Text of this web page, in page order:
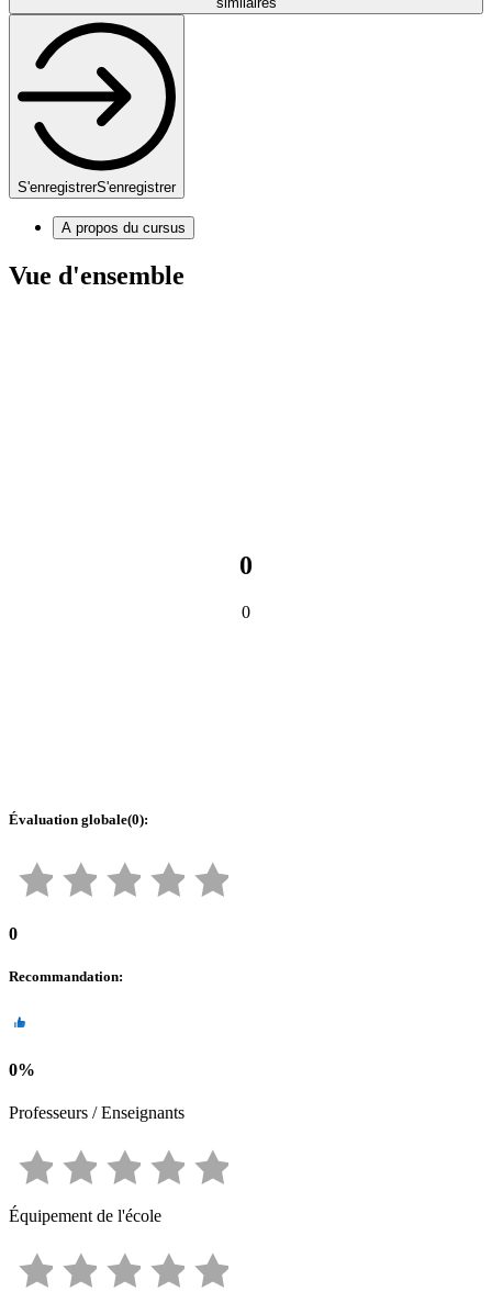
S'enregistrerS'enregistrer
A propos du cursus
Vue d'ensemble
0
0
Évaluation globale(0):
0
Recommandation:
0%
Professeurs / Enseignants
Équipement de l'école